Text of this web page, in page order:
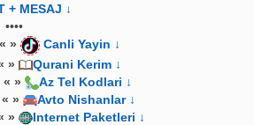
+ MESAJ ↓
••••
« »
Canli Yayin ↓
»
Qurani Kerim ↓
« »
Az Tel Kodlari ↓
« »
Avto Nishanlar ↓
»
Internet Paketleri ↓